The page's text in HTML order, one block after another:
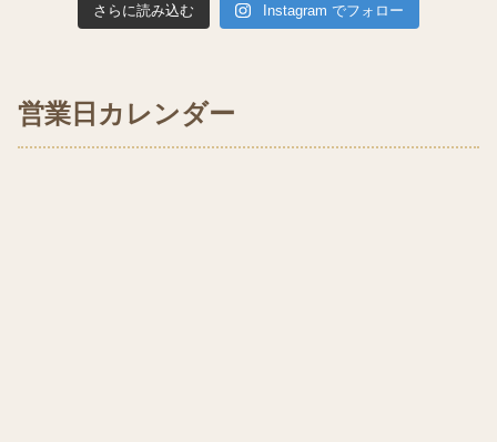
さらに読み込む Instagram でフォロー
営業日カレンダー